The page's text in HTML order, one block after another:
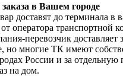
в Вашем городе
доставят до терминала в
оператора транспортной
перевозчик доставляет
но многие ТК имеют
России и за отдельную
на дом.